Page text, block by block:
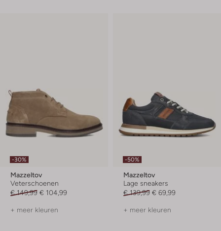
-30%
Mazzeltov
Veterschoenen
€ 149,99 € 104,99
+ meer kleuren
-50%
Mazzeltov
Lage sneakers
€ 139,99 € 69,99
+ meer kleuren